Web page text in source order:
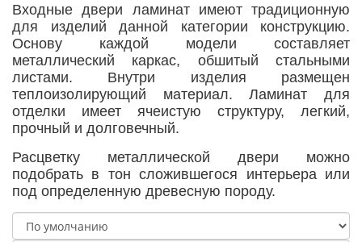
Входные двери ламинат имеют традиционную
для изделий данной категории конструкцию.
Основу каждой модели составляет
металлический каркас, обшитый стальными
листами. Внутри изделия размещен
теплоизолирующий материал. Ламинат для
отделки имеет ячеистую структуру, легкий,
прочный и долговечный.
Расцветку металлической двери можно
подобрать в тон сложившегося интерьера или
под определенную древесную породу.